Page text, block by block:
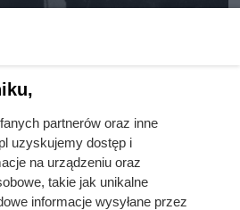
partnerów oraz inne
uzyskujemy dostęp i
na urządzeniu oraz
takie jak unikalne
informacje wysyłane przez